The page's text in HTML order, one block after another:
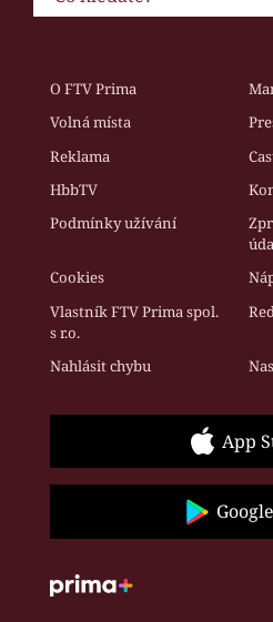
O FTV Prima
Volná místa
Reklama
HbbTV
Podmínky užívání
Cookies
Vlastník FTV Prima spol.
s r.o.
Nahlásit chybu
App